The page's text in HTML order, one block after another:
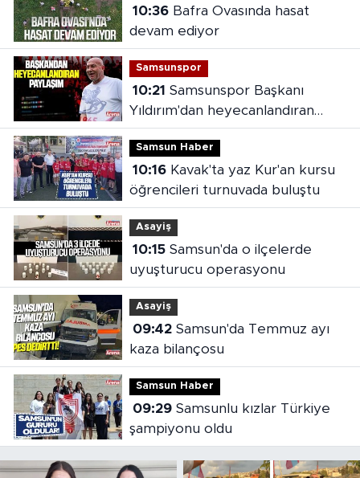
10:36Bafra Ovasında hasat
devam ediyor
Samsunspor
10:21
Yıldırım'dan heyecanlandıran
paylaşım
Samsun Haber
10:16Kavak'ta yaz Kur'an kursu
öğrencileri turnuvada buluştu
Asayiş
10:15Samsun'da o ilçelerde
uyuşturucu operasyonu
Asayiş
09:42Samsun'da Temmuz ayı
kaza bilançosu
Samsun Haber
09:29Samsunlu kızlar Türkiye
şampiyonu oldu